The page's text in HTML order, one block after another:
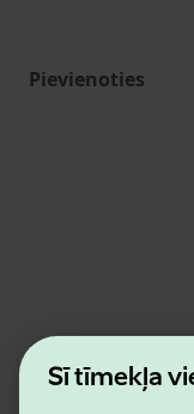
Šī tīmekļa
Pievienoties
Estonian Business
Kontakti